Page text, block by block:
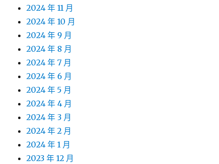
2024 年 11 月
2024 年 10 月
2024 年 9 月
2024 年 8 月
2024 年 7 月
2024 年 6 月
2024 年 5 月
2024 年 4 月
2024 年 3 月
2024 年 2 月
2024 年 1 月
2023 年 12 月